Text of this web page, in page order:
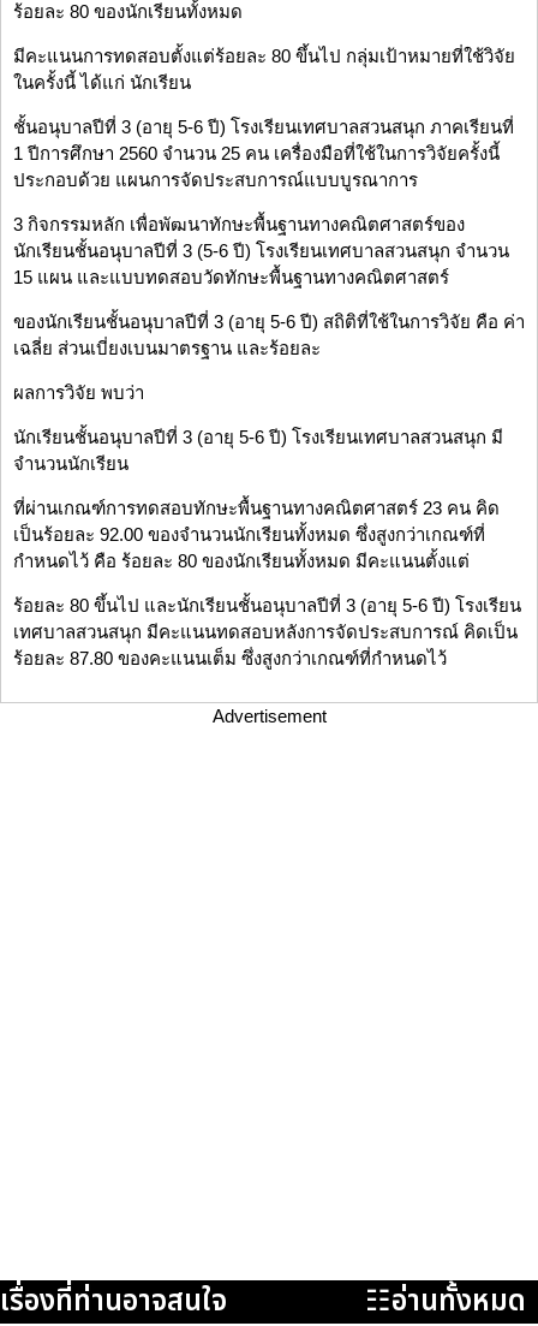
ร้อยละ 80 ของนักเรียนทั้งหมด
มีคะแนนการทดสอบตั้งแต่ร้อยละ 80 ขึ้นไป กลุ่มเป้าหมายที่ใช้วิจัย
ในครั้งนี้ ได้แก่ นักเรียน
ชั้นอนุบาลปีที่ 3 (อายุ 5-6 ปี) โรงเรียนเทศบาลสวนสนุก ภาคเรียนที่
1 ปีการศึกษา 2560 จำนวน 25 คน เครื่องมือที่ใช้ในการวิจัยครั้งนี้
ประกอบด้วย แผนการจัดประสบการณ์แบบบูรณาการ
3 กิจกรรมหลัก เพื่อพัฒนาทักษะพื้นฐานทางคณิตศาสตร์ของ
นักเรียนชั้นอนุบาลปีที่ 3 (5-6 ปี) โรงเรียนเทศบาลสวนสนุก จำนวน
15 แผน และแบบทดสอบวัดทักษะพื้นฐานทางคณิตศาสตร์
ของนักเรียนชั้นอนุบาลปีที่ 3 (อายุ 5-6 ปี) สถิติที่ใช้ในการวิจัย คือ ค่า
เฉลี่ย ส่วนเบี่ยงเบนมาตรฐาน และร้อยละ
ผลการวิจัย พบว่า
นักเรียนชั้นอนุบาลปีที่ 3 (อายุ 5-6 ปี) โรงเรียนเทศบาลสวนสนุก มี
จำนวนนักเรียน
ที่ผ่านเกณฑ์การทดสอบทักษะพื้นฐานทางคณิตศาสตร์ 23 คน คิด
เป็นร้อยละ 92.00 ของจำนวนนักเรียนทั้งหมด ซึ่งสูงกว่าเกณฑ์ที่
กำหนดไว้ คือ ร้อยละ 80 ของนักเรียนทั้งหมด มีคะแนนตั้งแต่
ร้อยละ 80 ขึ้นไป และนักเรียนชั้นอนุบาลปีที่ 3 (อายุ 5-6 ปี) โรงเรียน
เทศบาลสวนสนุก มีคะแนนทดสอบหลังการจัดประสบการณ์ คิดเป็น
ร้อยละ 87.80 ของคะแนนเต็ม ซึ่งสูงกว่าเกณฑ์ที่กำหนดไว้
Advertisement
เรื่องที่ท่านอาจสนใจ ☷อ่านทั้งหมด